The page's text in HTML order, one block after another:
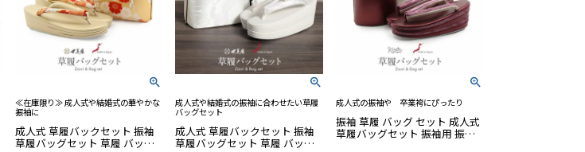
≪在庫限り≫ 成人式や結婚式の華やかな
振袖に
成人式 草履バックセット 振袖
草履バッグセット 草履 バッグ
成人式や結婚式の振袖に合わせたい草履
バッグセット
成人式 草履バックセット 振袖
草履バッグセット 草履 バッグ
成人式の振袖や 卒業袴にぴったり
振袖 草履 バッグ セット 成人式
草履バッグセット 振袖用 振り